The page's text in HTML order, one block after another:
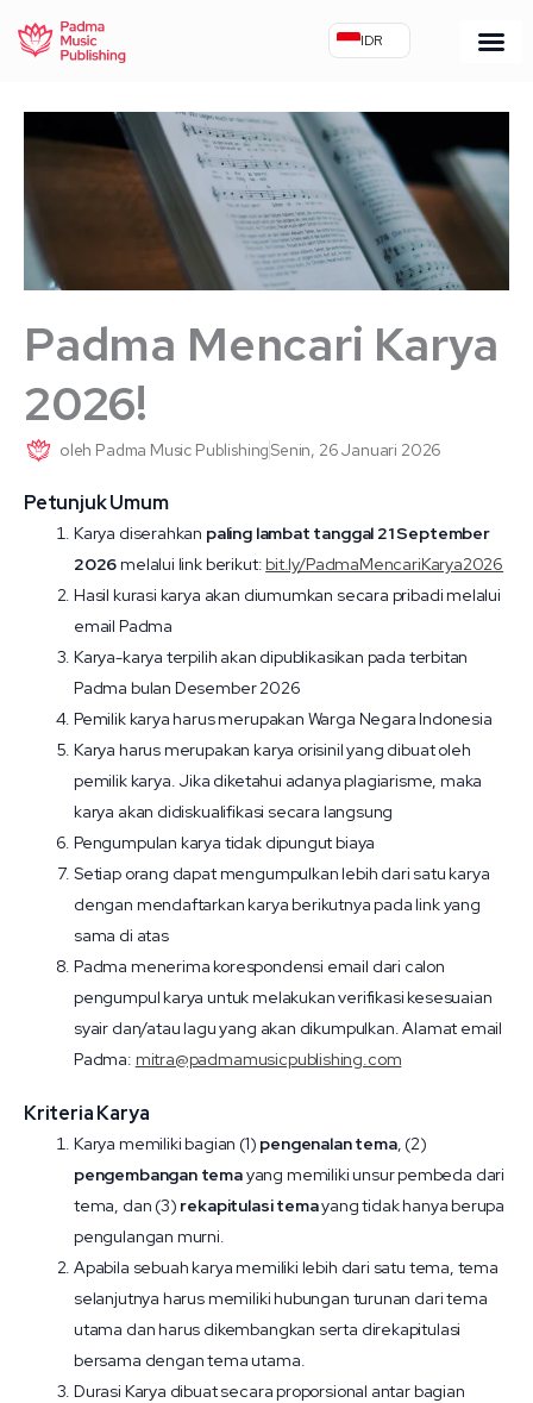
IDR
Padma Mencari Karya
2026!
oleh Padma Music PublishingSenin, 26 Januari 2026
Petunjuk Umum
Karya diserahkan paling lambat tanggal 21 September
2026 melalui link berikut: bit.ly/PadmaMencariKarya2026
Hasil kurasi karya akan diumumkan secara pribadi melalui
email Padma
Karya-karya terpilih akan dipublikasikan pada terbitan
Padma bulan Desember 2026
Pemilik karya harus merupakan Warga Negara Indonesia
Karya harus merupakan karya orisinil yang dibuat oleh
pemilik karya. Jika diketahui adanya plagiarisme, maka
karya akan didiskualifikasi secara langsung
Pengumpulan karya tidak dipungut biaya
Setiap orang dapat mengumpulkan lebih dari satu karya
dengan mendaftarkan karya berikutnya pada link yang
sama di atas
Padma menerima korespondensi email dari calon
pengumpul karya untuk melakukan verifikasi kesesuaian
syair dan/atau lagu yang akan dikumpulkan. Alamat email
Padma: mitra@padmamusicpublishing.com
Kriteria Karya
Karya memiliki bagian (1) pengenalan tema, (2)
pengembangan temayang memiliki unsur pembeda dari
tema, dan (3) rekapitulasi temayang tidak hanya berupa
pengulangan murni.
Apabila sebuah karya memiliki lebih dari satu tema, tema
selanjutnya harus memiliki hubungan turunan dari tema
utama dan harus dikembangkan serta direkapitulasi
bersama dengan tema utama.
Durasi Karya dibuat secara proporsional antar bagian